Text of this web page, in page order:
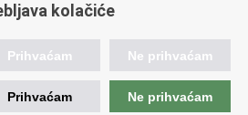
kolačiće
Prihvaćam Ne prihvaćam
Prihvaćam Ne prihvaćam